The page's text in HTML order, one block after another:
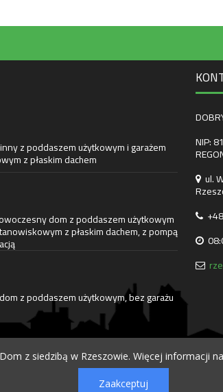
z poddaszem użytkowym i garażem
z płaskim dachem
dom z poddaszem użytkowym
z płaskim dachem, z pompą
z poddaszem użytkowym, bez garażu
NIP:
ul.
z siedzibą w Rzeszowie. Więcej informacji
Zaakceptuj